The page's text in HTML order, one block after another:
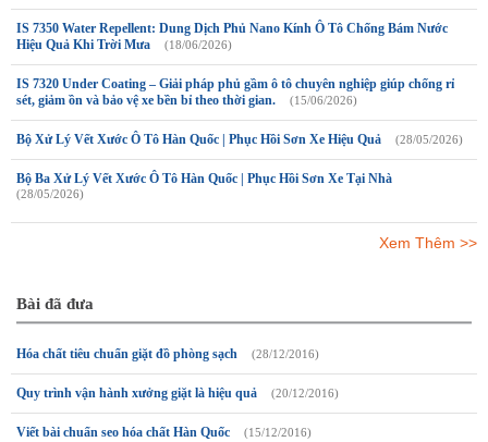
IS 7350 Water Repellent: Dung Dịch Phủ Nano Kính Ô Tô Chống Bám Nước
Hiệu Quả Khi Trời Mưa
(18/06/2026)
IS 7320 Under Coating – Giải pháp phủ gầm ô tô chuyên nghiệp giúp chống rỉ
sét, giảm ồn và bảo vệ xe bền bỉ theo thời gian.
(15/06/2026)
Bộ Xử Lý Vết Xước Ô Tô Hàn Quốc | Phục Hồi Sơn Xe Hiệu Quả (28/05/2026)
Bộ Ba Xử Lý Vết Xước Ô Tô Hàn Quốc | Phục Hồi Sơn Xe Tại Nhà
(28/05/2026)
Xem Thêm >>
Bài đã đưa
Hóa chất tiêu chuẩn giặt đồ phòng sạch (28/12/2016)
Quy trình vận hành xưởng giặt là hiệu quả (20/12/2016)
Viết bài chuẩn seo hóa chất Hàn Quốc (15/12/2016)